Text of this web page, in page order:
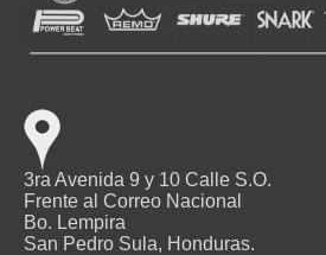
3ra Avenida 9 y 10 Calle S.O.
Frente al Correo Nacional
Bo. Lempira
San Pedro Sula, Honduras.